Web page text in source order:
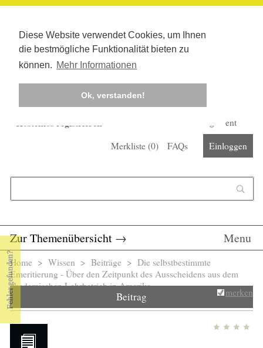
Diese Website verwendet Cookies, um Ihnen
die bestmögliche Funktionalität bieten zu
können. Mehr Informationen
Ok, verstanden!
Kostenlos registrieren
Corona-Management
Merkliste (0) FAQs Einloggen
Zur Themenübersicht → Menu
Sie sind hier
Home > Wissen > Beiträge > Die selbstbestimmte
Emeritierung - Über den Zeitpunkt des Ausscheidens aus dem
akademischen Lehrbetrieb in Amerika
Beitrag merken